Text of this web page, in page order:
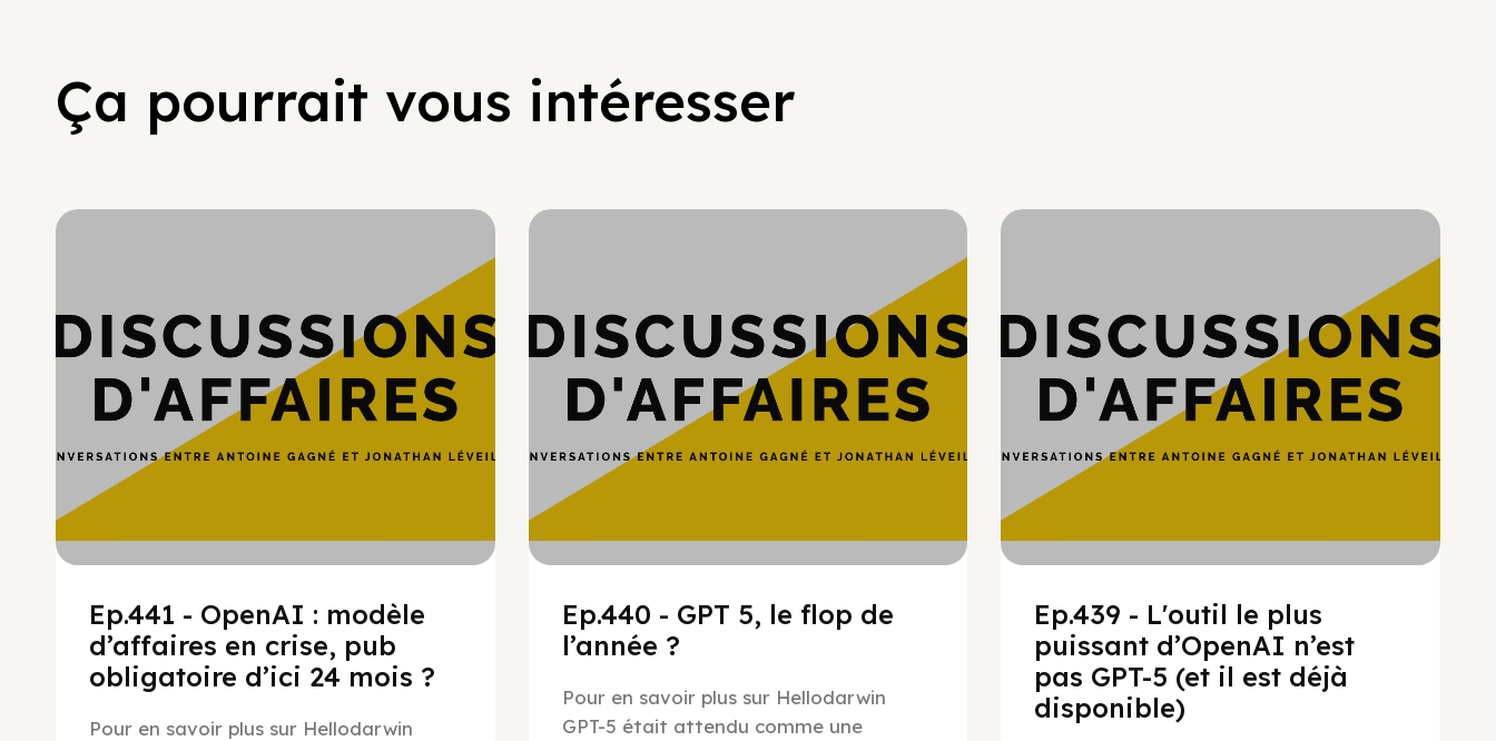
Ça pourrait vous intéresser
Ep.441 - OpenAI : modèle
d’affaires en crise, pub
obligatoire d’ici 24 mois ?
Pour en savoir plus sur Hellodarwin
Ep.440 - GPT 5, le flop de
l’année ?
Pour en savoir plus sur Hellodarwin
GPT-5 était attendu comme une
Ep.439 - L'outil le plus
puissant d’OpenAI n’est
pas GPT-5 (et il est déjà
disponible)